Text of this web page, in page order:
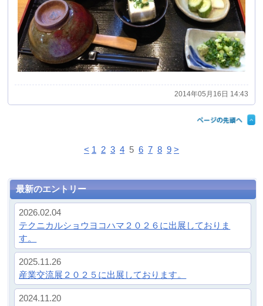
す。
2025.11.26
産業交流展２０２５に出展しております。
2024.11.20